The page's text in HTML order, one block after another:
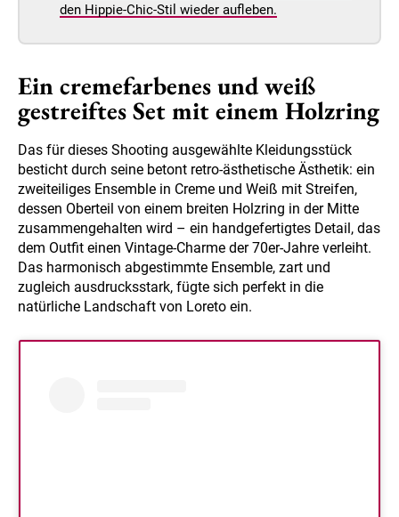
den Hippie-Chic-Stil wieder aufleben.
Ein cremefarbenes und weiß
gestreiftes Set mit einem Holzring
Das für dieses Shooting ausgewählte Kleidungsstück
besticht durch seine betont retro-ästhetische Ästhetik: ein
zweiteiliges Ensemble in Creme und Weiß mit Streifen,
dessen Oberteil von einem breiten Holzring in der Mitte
zusammengehalten wird – ein handgefertigtes Detail, das
dem Outfit einen Vintage-Charme der 70er-Jahre verleiht.
Das harmonisch abgestimmte Ensemble, zart und
zugleich ausdrucksstark, fügte sich perfekt in die
natürliche Landschaft von Loreto ein.